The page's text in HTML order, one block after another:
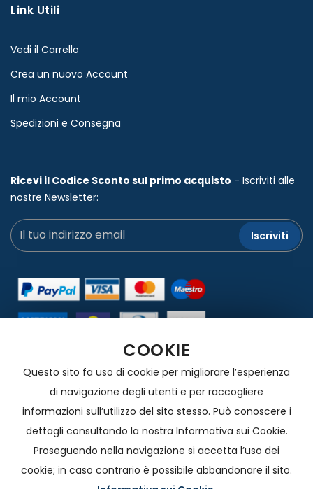
COOKIE
Questo sito fa uso di cookie per migliorare l’esperienza
di navigazione degli utenti e per raccogliere
informazioni sull’utilizzo del sito stesso. Può conoscere i
dettagli consultando la nostra Informativa sui Cookie.
Proseguendo nella navigazione si accetta l’uso dei
cookie; in caso contrario è possibile abbandonare il sito.
Link Utili
Vedi il Carrello
Crea un nuovo Account
Il mio Account
Spedizioni e Consegna
Ricevi il Codice Sconto sul primo acquisto - Iscriviti alle
nostre Newsletter:
Iscriviti
Carta - Bonifico Bancario - Contrassegno